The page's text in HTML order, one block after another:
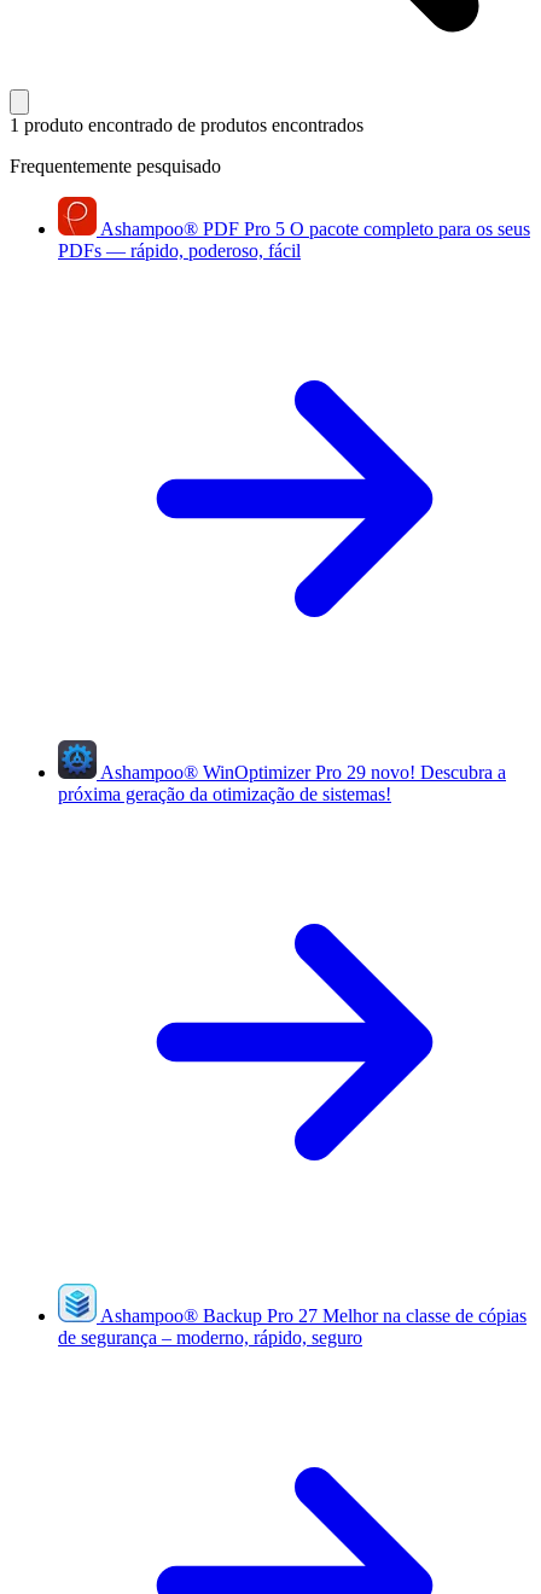
1 produto encontrado de produtos encontrados
Frequentemente pesquisado
Ashampoo® PDF Pro 5 O pacote completo para os seus
PDFs — rápido, poderoso, fácil
Ashampoo® WinOptimizer Pro 29 novo! Descubra a
próxima geração da otimização de sistemas!
Ashampoo® Backup Pro 27 Melhor na classe de cópias
de segurança – moderno, rápido, seguro